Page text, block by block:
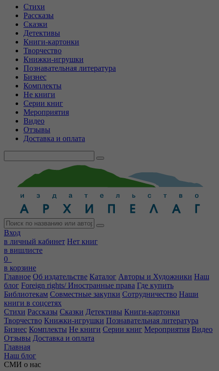
Стихи
Рассказы
Сказки
Детективы
Книги-картонки
Творчество
Книжки-игрушки
Познавательная литература
Бизнес
Комплекты
Не книги
Серии книг
Мероприятия
Видео
Отзывы
Доставка и оплата
Вход
в личный кабинет Нет книг
в вишлисте
0
в корзине
Главное Об издательстве Каталог Авторы и Художники Наш
блог Foreign rights/ Иностранные права Где купить
Библиотекам Совместные закупки Сотрудничество Наши
книги в соцсетях
Стихи Рассказы Сказки Детективы Книги-картонки
Творчество Книжки-игрушки Познавательная литература
Бизнес Комплекты Не книги Серии книг Мероприятия Видео
Отзывы Доставка и оплата
Главная
Наш блог
СМИ о нас